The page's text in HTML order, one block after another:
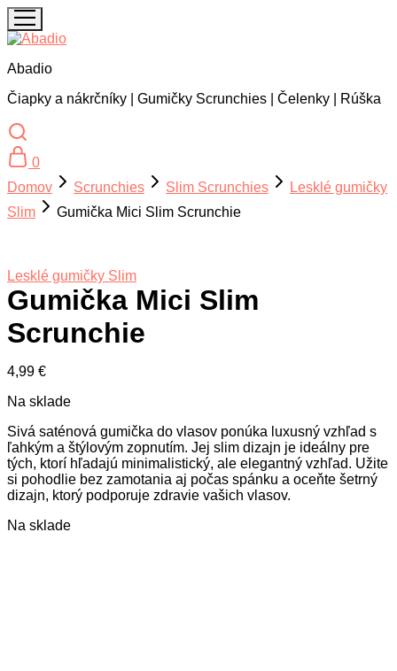
Abadio
Čiapky a nákrčníky | Gumičky Scrunchies | Čelenky | Rúška
0
Domov
Scrunchies Slim Scrunchies
Lesklé gumičky
Slim
Gumička Mici Slim Scrunchie
Lesklé gumičky Slim
Gumička Mici Slim
Scrunchie
4,99 €
Na sklade
Sivá saténová gumička do vlasov ponúka luxusný vzhľad s
ľahkým a štýlovým zopnutím. Jej slim dizajn je ideálny pre
tých, ktorí hľadajú minimalistický, ale elegantný vzhľad. Užite
si pohodlie bez zamotania aj počas spánku a oceňte šetrný
dizajn, ktorý podporuje zdravie vašich vlasov.
Na sklade